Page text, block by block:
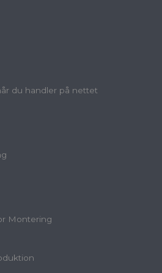
du handler på nettet
Montering